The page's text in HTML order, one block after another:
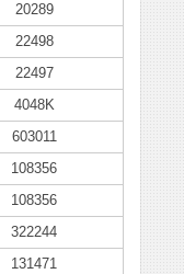
20289
22498
22497
4048K
603011
108356
108356
322244
131471